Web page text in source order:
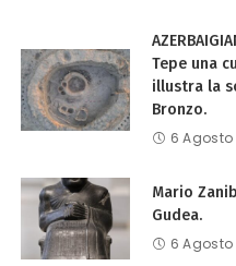
Tepe una
illustra la
Bronzo.
6 Agosto
Mario
Gudea.
6 Agosto